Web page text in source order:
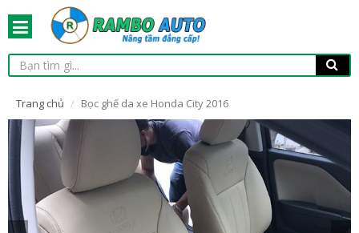
Trang chủ Bọc ghế da xe Honda City 2016